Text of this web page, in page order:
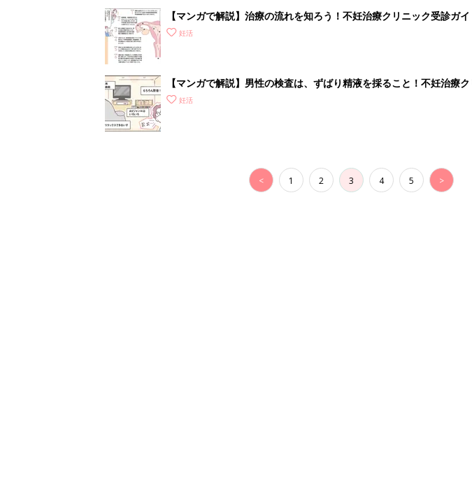
【マンガで解説】治療の流れを知ろう！不妊治療クリニック受診ガ
いて］
妊活
【マンガで解説】男性の検査は、ずばり精液を採ること！不妊治療
STEP1［男性が受ける検査編］
妊活
< 1 2 3 4 5 >